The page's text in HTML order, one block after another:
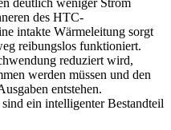
des HTC-
intakte Wärmeleitung sorgt
reibungslos funktioniert.
reduziert wird,
werden müssen und den
entstehen.
ein intelligenter Bestandteil